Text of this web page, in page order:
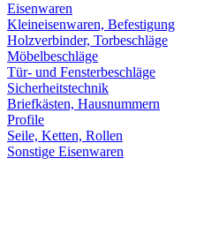
Eisenwaren
Kleineisenwaren, Befestigung
Holzverbinder, Torbeschläge
Möbelbeschläge
Tür- und Fensterbeschläge
Sicherheitstechnik
Briefkästen, Hausnummern
Profile
Seile, Ketten, Rollen
Sonstige Eisenwaren